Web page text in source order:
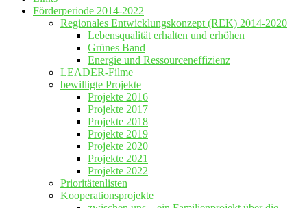
Förderperiode 2014-2022
Regionales Entwicklungskonzept (REK) 2014-2020
Lebensqualität erhalten und erhöhen
Grünes Band
Energie und Ressourceneffizienz
LEADER-Filme
bewilligte Projekte
Projekte 2016
Projekte 2017
Projekte 2018
Projekte 2019
Projekte 2020
Projekte 2021
Projekte 2022
Prioritätenlisten
Kooperationsprojekte